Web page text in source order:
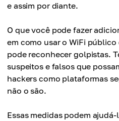
e assim por diante.
O que você pode fazer
em como usar o WiFi público
pode reconhecer golpistas.
suspeitos e falsos que
hackers como plataformas
não o são.
Essas medidas podem